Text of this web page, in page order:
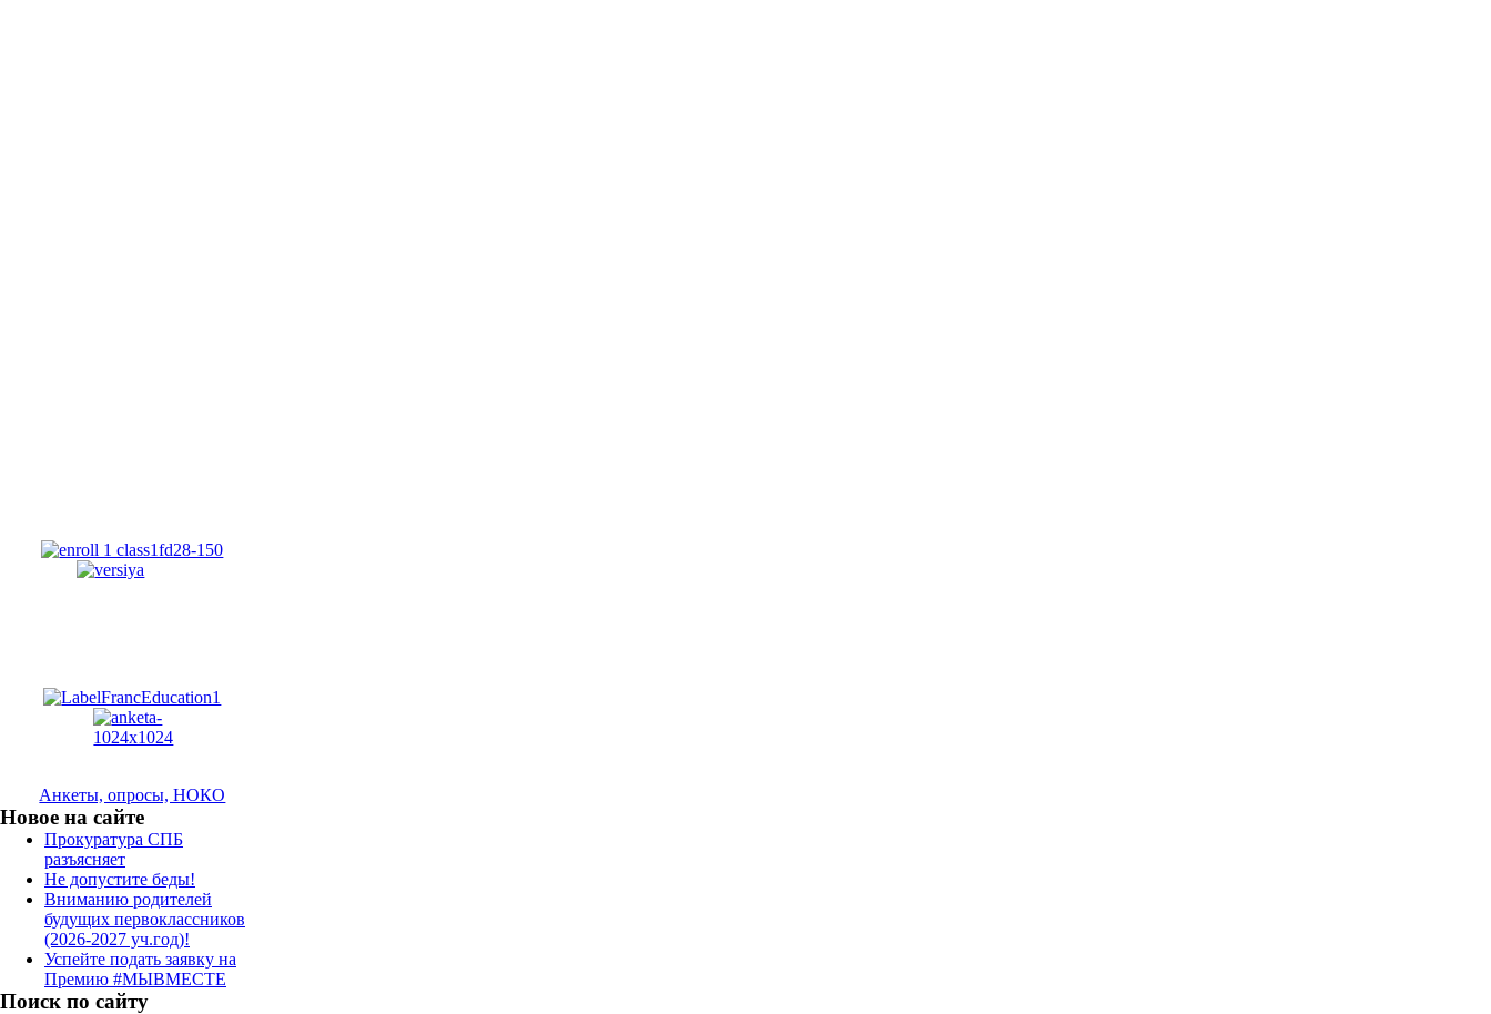
Анкеты, опросы, НОКО
Новое на сайте
Прокуратура СПБ
разъясняет
Не допустите беды!
Вниманию родителей
будущих первоклассников
(2026-2027 уч.год)!
Успейте подать заявку на
Премию #МЫВМЕСТЕ
Поиск по сайту